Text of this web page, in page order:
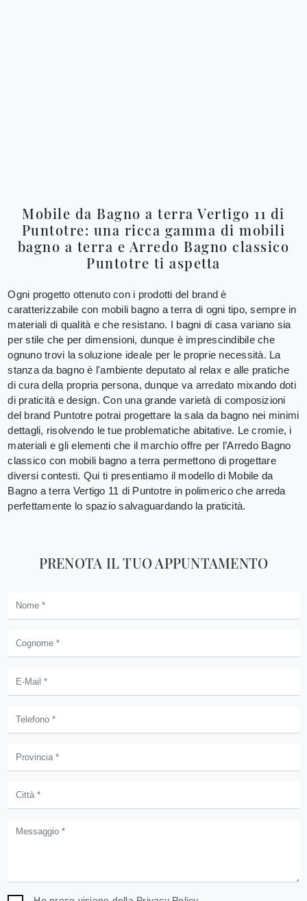
Mobile da Bagno a terra Vertigo 11 di
Puntotre: una ricca gamma di mobili
bagno a terra e Arredo Bagno classico
Puntotre ti aspetta
Ogni progetto ottenuto con i prodotti del brand è
caratterizzabile con mobili bagno a terra di ogni tipo, sempre in
materiali di qualità e che resistano. I bagni di casa variano sia
per stile che per dimensioni, dunque è imprescindibile che
ognuno trovi la soluzione ideale per le proprie necessità. La
stanza da bagno è l'ambiente deputato al relax e alle pratiche
di cura della propria persona, dunque va arredato mixando doti
di praticità e design. Con una grande varietà di composizioni
del brand Puntotre potrai progettare la sala da bagno nei minimi
dettagli, risolvendo le tue problematiche abitative. Le cromie, i
materiali e gli elementi che il marchio offre per l’Arredo Bagno
classico con mobili bagno a terra permettono di progettare
diversi contesti. Qui ti presentiamo il modello di Mobile da
Bagno a terra Vertigo 11 di Puntotre in polimerico che arreda
perfettamente lo spazio salvaguardando la praticità.
PRENOTA IL TUO APPUNTAMENTO